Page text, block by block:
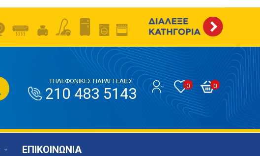
0
0
ΤΗΛΕΦΩΝΙΚΕΣ ΠΑΡΑΓΓΕΛΙΕΣ
210 483 5143
ΕΠΙΚΟΙΝΩΝΙΑ